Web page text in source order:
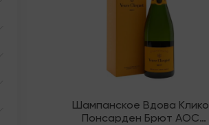
Шампанское Вдова Клико
Понсарден Брют AOC